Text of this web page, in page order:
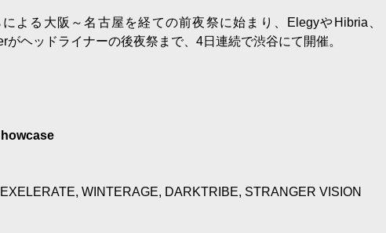
よる大阪～名古屋を経ての前夜祭に始まり、ElegyやHibria、
ヘッドライナーの後夜祭まで、4日連続で渋谷にて開催。
WINTERAGE, DARKTRIBE, STRANGER VISION